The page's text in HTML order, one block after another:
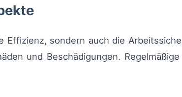
sondern auch die
und Beschädigungen.